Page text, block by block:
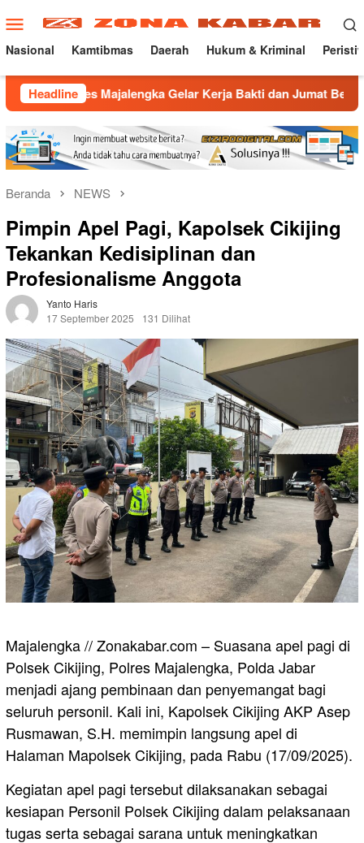
ke
konten
Menu
Mobile
Nasional Kamtibmas Daerah Hukum & Kriminal
HeadlineGelar Kerja Bakti dan Jumat Berkah di Masjid Jami
Beranda NEWS
Pimpin Apel Pagi, Kapolsek Cikijing
Tekankan Kedisiplinan dan
Profesionalisme Anggota
Yanto Haris
17 September 2025
131 Dilihat
Majalengka // Zonakabar.com – Suasana apel pagi di
Polsek Cikijing, Polres Majalengka, Polda Jabar
menjadi ajang pembinaan dan penyemangat bagi
seluruh personil. Kali ini, Kapolsek Cikijing AKP Asep
Rusmawan, S.H. memimpin langsung apel di
Halaman Mapolsek Cikijing, pada Rabu (17/09/2025).
Kegiatan apel pagi tersebut dilaksanakan sebagai
kesiapan Personil Polsek Cikijing dalam pelaksanaan
tugas serta sebagai sarana untuk meningkatkan